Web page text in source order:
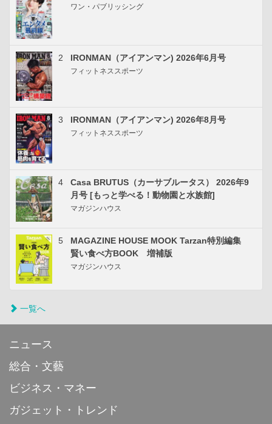
ワン・パブリッシング
2 IRONMAN（アイアンマン) 2026年6月号
フィットネススポーツ
3 IRONMAN（アイアンマン) 2026年8月号
フィットネススポーツ
4
Casa BRUTUS（カーサブルータス） 2026年9
月号 [もっと学べる！動物園と水族館]
マガジンハウス
5
MAGAZINE HOUSE MOOK Tarzan特別編集
賢い食べ方BOOK 増補版
マガジンハウス
一覧へ
ニュース
総合・文藝
ビジネス・マネー
ガジェット・トレンド